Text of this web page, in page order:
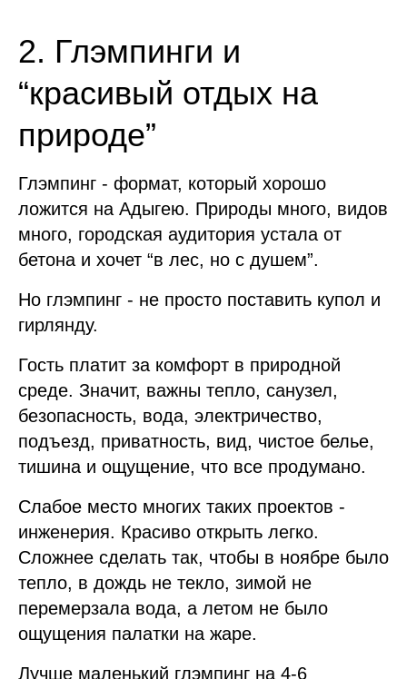
2. Глэмпинги и
“красивый отдых на
природе”
Глэмпинг - формат, который хорошо
ложится на Адыгею. Природы много, видов
много, городская аудитория устала от
бетона и хочет “в лес, но с душем”.
Но глэмпинг - не просто поставить купол и
гирлянду.
Гость платит за комфорт в природной
среде. Значит, важны тепло, санузел,
безопасность, вода, электричество,
подъезд, приватность, вид, чистое белье,
тишина и ощущение, что все продумано.
Слабое место многих таких проектов -
инженерия. Красиво открыть легко.
Сложнее сделать так, чтобы в ноябре было
тепло, в дождь не текло, зимой не
перемерзала вода, а летом не было
ощущения палатки на жаре.
Лучше маленький глэмпинг на 4-6